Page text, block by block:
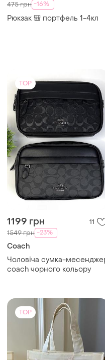
coach чорного кольору
TOP
1500 грн 57
1690 грн -12%